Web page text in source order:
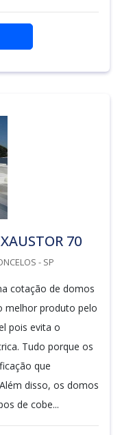
70
- SP
cotação de domos
melhor produto pelo
pois evita o
Tudo porque os
que
disso, os domos
de cobe...